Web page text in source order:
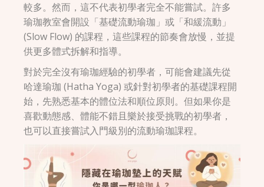
較多。然而，這不代表初學者完全不能嘗試。許多
瑜珈教室會開設「基礎流動瑜珈」或「和緩流動」
(Slow Flow) 的課程，這些課程的節奏會放慢，並提
供更多體式拆解和指導。
對於完全沒有瑜珈經驗的初學者，可能會建議先從
哈達瑜珈 (Hatha Yoga) 或針對初學者的基礎課程開
始，先熟悉基本的體位法和順位原則。但如果你是
喜歡動態感、體能不錯且樂於接受挑戰的初學者，
也可以直接嘗試入門級別的流動瑜珈課程。